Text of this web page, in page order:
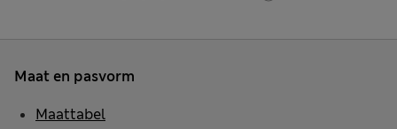
Maat en pasvorm
Maattabel